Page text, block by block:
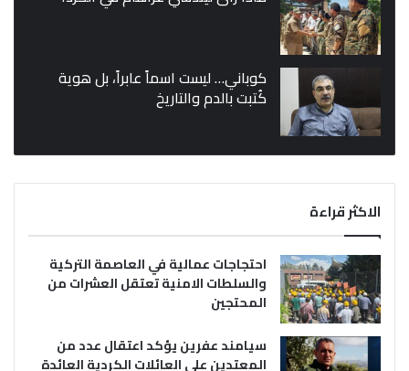
كوباني… ليست اسماً عابراً، بل هوية
كُتبت بالدم والتاريخ
الاكثر قراءة
احتجاجات عمالية في العاصمة التركية
والسلطات الامنية تعتقل العشرات من
المحتجين
سيامند عفرين يؤكد اعتقال عدد من
المعتدين على العائلات الكردية العائدة